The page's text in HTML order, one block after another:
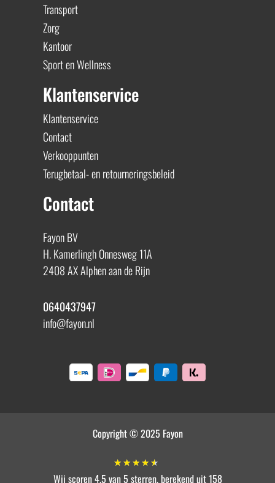
Transport
Zorg
Kantoor
Sport en Wellness
Klantenservice
Klantenservice
Contact
Verkooppunten
Terugbetaal- en retourneringsbeleid
Contact
Fayon BV
H. Kamerlingh Onnesweg 11A
2408 AX Alphen aan de Rijn
0640437947
info@fayon.nl
Copyright © 2025 Fayon
★ ★ ★ ★ ★
Wij scoren 4.5 van 5 sterren, berekend uit 158